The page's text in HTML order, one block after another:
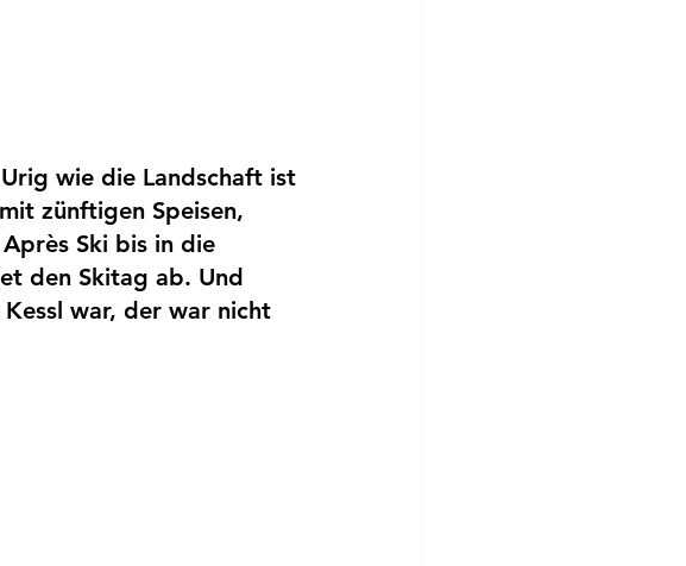
wie die Landschaft ist
zünftigen Speisen,
Ski bis in die
den Skitag ab. Und
war, der war nicht